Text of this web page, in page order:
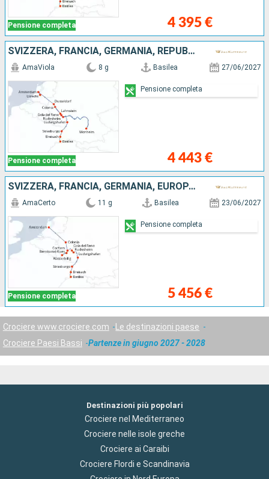
Pensione completa 4 395 €
SVIZZERA, FRANCIA, GERMANIA, REPUBBLICA DOMINICANA, PAESI BASSI
Pensione completa
AmaViola 8 g Basilea 27/06/2027
4 443 €
Pensione completa
SVIZZERA, FRANCIA, GERMANIA, EUROPA DEL NORD, PAESI BASSI
Pensione completa
AmaCerto 11 g Basilea 23/06/2027
5 456 €
Pensione completa
Crociere www.crociere.com
Le destinazioni paese
Crociere Paesi Bassi
Partenze in giugno 2027 - 2028
Destinazioni più popolari
Crociere nel Mediterraneo
Crociere nelle isole greche
Crociere ai Caraibi
Crociere Flordi e Scandinavia